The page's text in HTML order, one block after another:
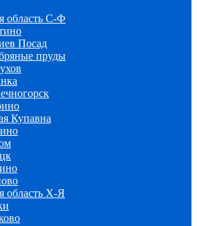
область С-Ф
Посад
пруды
Купавна
область Х-Я